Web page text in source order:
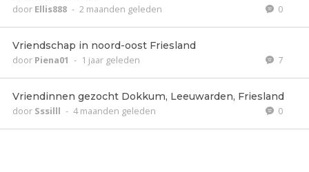
door Ellis888 - 2 maanden geleden 0
Vriendschap in noord-oost Friesland
door Piena01 - 1 jaar geleden 7
Vriendinnen gezocht Dokkum, Leeuwarden, Friesland
door Sssilll - 4 maanden geleden 0